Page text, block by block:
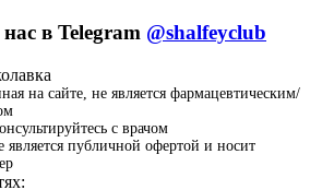
в Telegram @shalfeyclub
на сайте, не является фармацевтическим/
с врачом
публичной офертой и носит